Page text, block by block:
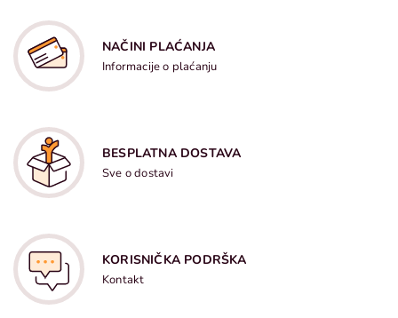
NAČINI PLAĆANJA
Informacije o plaćanju
BESPLATNA DOSTAVA
Sve o dostavi
KORISNIČKA PODRŠKA
Kontakt